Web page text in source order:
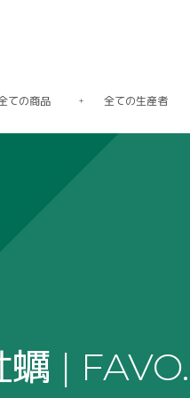
ての商品 全ての生産者
蠣 |